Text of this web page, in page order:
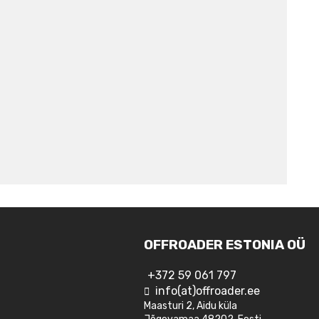
OFFROADER ESTONIA OÜ
+372 59 061 797
info(at)offroader.ee
Maasturi 2, Aidu küla